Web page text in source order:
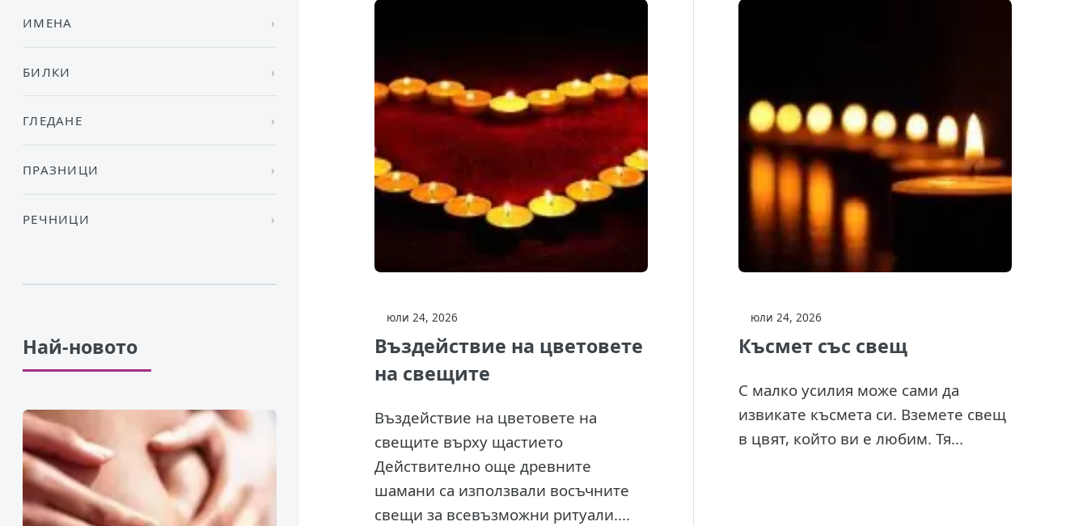
юли 24, 2026
Въздействие на цветовете
на свещите
Въздействие на цветовете на
свещите върху щастието
Действително още древните
шамани са използвали восъчните
свещи за всевъзможни ритуали....
юли 24, 2026
Късмет със свещ
С малко усилия може сами да
извикате късмета си. Вземете свещ
в цвят, който ви е любим. Тя...
ИМЕНА
БИЛКИ
ГЛЕДАНЕ
ПРАЗНИЦИ
РЕЧНИЦИ
Най-новото